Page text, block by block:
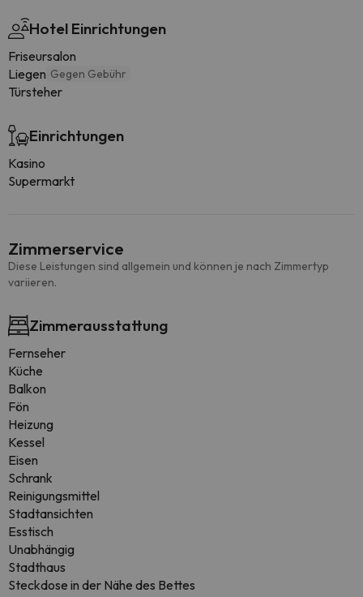
Hotel Einrichtungen
Friseursalon
Liegen Gegen Gebühr
Türsteher
Einrichtungen
Kasino
Supermarkt
Zimmerservice
Diese Leistungen sind allgemein und können je nach Zimmertyp
variieren.
Zimmerausstattung
Fernseher
Küche
Balkon
Fön
Heizung
Kessel
Eisen
Schrank
Reinigungsmittel
Stadtansichten
Esstisch
Unabhängig
Stadthaus
Steckdose in der Nähe des Bettes